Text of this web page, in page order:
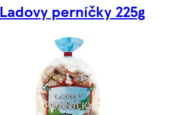
Ladovy perníčky 225g